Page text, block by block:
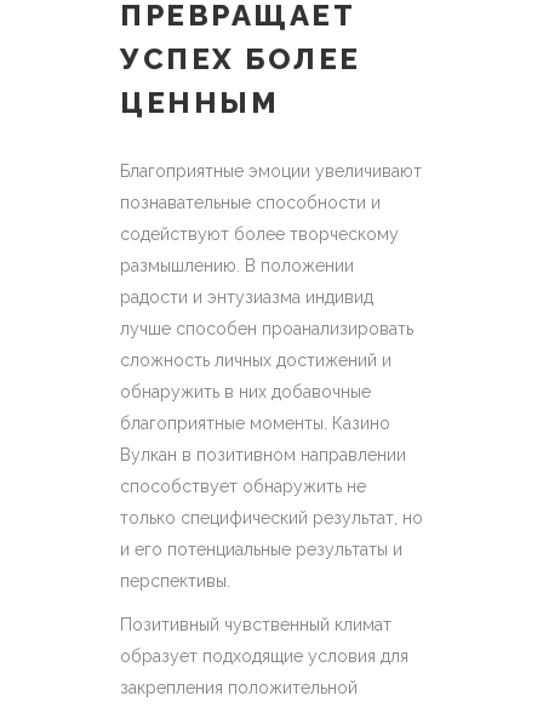
ПРЕВРАЩАЕТ
УСПЕХ БОЛЕЕ
ЦЕННЫМ
Благоприятные эмоции увеличивают
познавательные способности и
содействуют более творческому
размышлению. В положении
радости и энтузиазма индивид
лучше способен проанализировать
сложность личных достижений и
обнаружить в них добавочные
благоприятные моменты. Казино
Вулкан в позитивном направлении
способствует обнаружить не
только специфический результат, но
и его потенциальные результаты и
перспективы.
Позитивный чувственный климат
образует подходящие условия для
закрепления положительной